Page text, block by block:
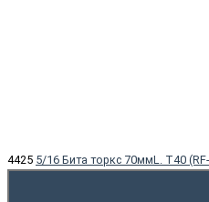
4425 5/16 Бита торкс 70ммL. T40